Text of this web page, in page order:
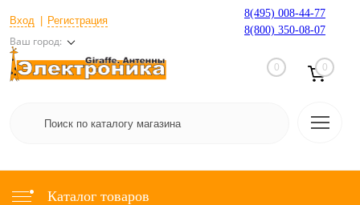
Вход Регистрация
Ваш город:
8(495) 008-44-77
8(800) 350-08-07
0 0
Каталог товаров